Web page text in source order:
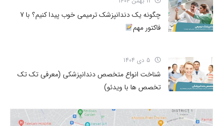
چگونه یک دندانپزشک ترمیمی خوب پیدا کنیم؟ با 7
فاکتور مهم
شناخت انواع متخصص دندانپزشکی (معرفی تک تک
تخصص ها با ویدئو)